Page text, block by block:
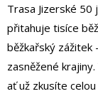
Trasa Jizerské 50
přitahuje tisíce
běžkařský zážitek
zasněžené
ať už zkusíte